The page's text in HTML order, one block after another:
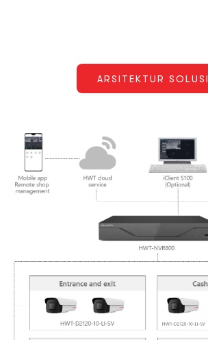
ARSITEKTUR SOLUSI